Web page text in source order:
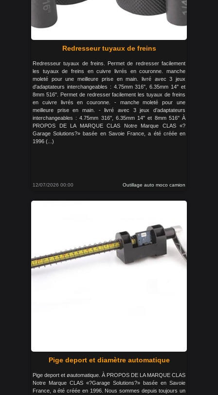
Redresseur tuyaux de freins
Redresseur tuyaux de freins. Permet de redresser facilement
les tuyaux de freins en cuivre livrés en couronne. manche
moleté pour une meilleure prise en main. livré avec 3 jeux
d'adaptateurs interchangeables : 4.75mm 316", 6.35mm 14" et
8mm 516". Permet de redresser facilement les tuyaux de freins
en cuivre livrés en couronne. - manche moleté pour une
meilleure prise en main. - livré avec 3 jeux d’adaptateurs
interchangeables : 4.75mm 316", 6.35mm 14" et 8mm 516" À
PROPOS DE LA MARQUE CLAS Notre Marque CLAS «?
Garage Solutions?» basée en Savoie France, a été créée en
1996 (...)
12/07/2026 00:00 Outillage auto moco camion
Pige deport et diamètre automatique
Pige deport et øautomatique. À PROPOS DE LA MARQUE CLAS
Notre Marque CLAS «?Garage Solutions?» basée en Savoie
France, a été créée en 1996. Nous sommes depuis toujours un